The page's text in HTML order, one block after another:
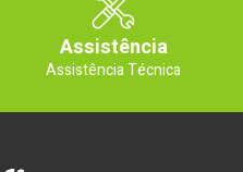
Assistência
Assistência Técnica